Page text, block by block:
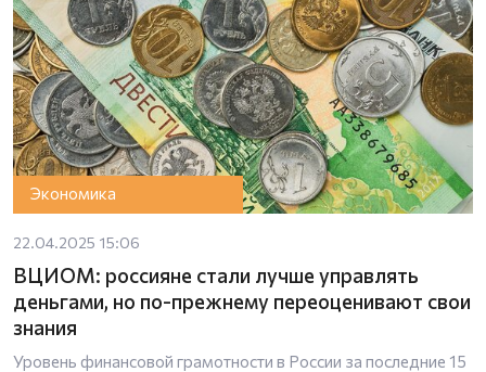
Экономика
22.04.2025 15:06
ВЦИОМ: россияне стали лучше управлять
деньгами, но по-прежнему переоценивают свои
знания
Уровень финансовой грамотности в России за последние 15